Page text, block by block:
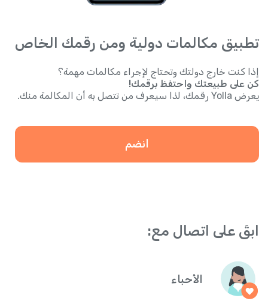
تطبيق مكالمات دولية ومن رقمك الخاص
إذا كنت خارج دولتك وتحتاج لإجراء مكالمات مهمة؟
كن على طبيعتك واحتفظ برقمك!
يعرض Yolla رقمك، لذا سيعرف من تتصل به أن المكالمة منك.
انضم
ابقَ على اتصال مع:
الأحباء